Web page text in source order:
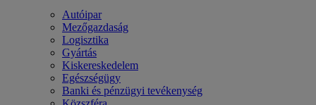
Autóipar
Mezőgazdaság
Logisztika
Gyártás
Kiskereskedelem
Egészségügy
Banki és pénzügyi tevékenység